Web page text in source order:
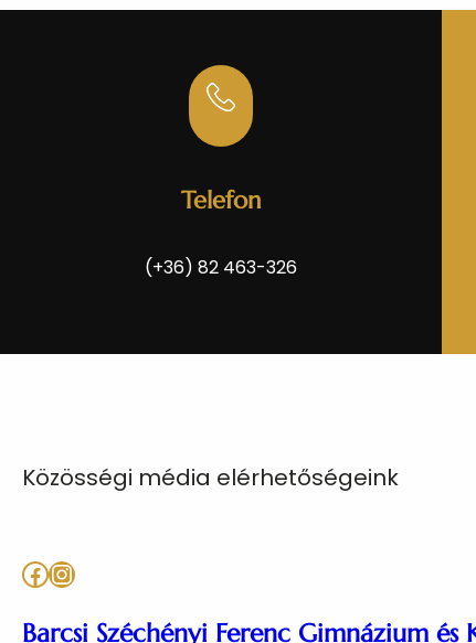
Telefon
(+36) 82 463-326
Közösségi média elérhetőségeink
Facebook Instagram
Barcsi Széchényi Ferenc Gimnázium és